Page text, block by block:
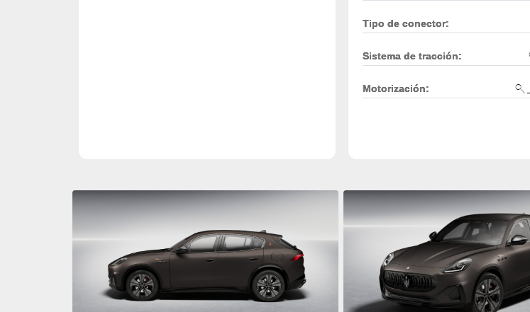
Tipo de conector:
Sistema de tracción:
Motorización: